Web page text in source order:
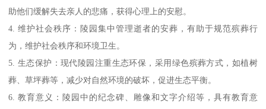
助他们缓解失去亲人的悲痛，获得心理上的安慰。
4. 维护社会秩序：陵园集中管理逝者的安葬，有助于规范殡葬行
为，维护社会秩序和环境卫生。
5. 生态保护：现代陵园注重生态环保，采用绿色殡葬方式，如植树
葬、草坪葬等，减少对自然环境的破坏，促进生态平衡。
6. 教育意义：陵园中的纪念碑、雕像和文字介绍等，具有教育意